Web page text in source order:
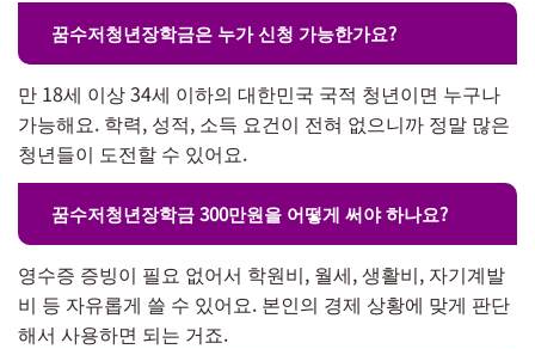
꿈수저청년장학금은 누가 신청 가능한가요?
만 18세 이상 34세 이하의 대한민국 국적 청년이면 누구나
가능해요. 학력, 성적, 소득 요건이 전혀 없으니까 정말 많은
청년들이 도전할 수 있어요.
꿈수저청년장학금 300만원을 어떻게 써야 하나요?
영수증 증빙이 필요 없어서 학원비, 월세, 생활비, 자기계발
비 등 자유롭게 쓸 수 있어요. 본인의 경제 상황에 맞게 판단
해서 사용하면 되는 거죠.